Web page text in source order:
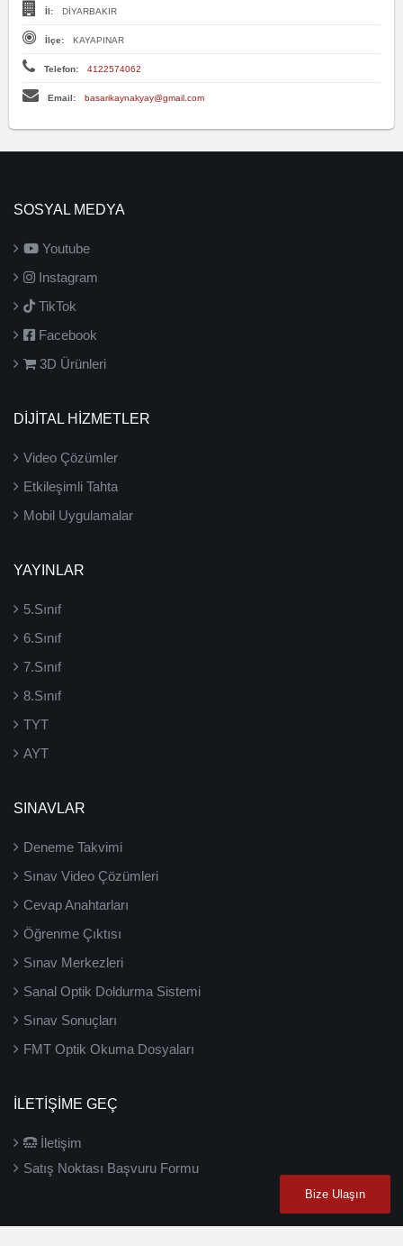
İl: DİYARBAKIR
İlçe: KAYAPINAR
Telefon: 4122574062
Email: basarikaynakyay@gmail.com
SOSYAL MEDYA
Youtube
Instagram
TikTok
Facebook
3D Ürünleri
DİJİTAL HİZMETLER
Video Çözümler
Etkileşimli Tahta
Mobil Uygulamalar
YAYINLAR
5.Sınıf
6.Sınıf
7.Sınıf
8.Sınıf
TYT
AYT
SINAVLAR
Deneme Takvimi
Sınav Video Çözümleri
Cevap Anahtarları
Öğrenme Çıktısı
Sınav Merkezleri
Sanal Optik Doldurma Sistemi
Sınav Sonuçları
FMT Optik Okuma Dosyaları
İLETIŞIME GEÇ
İletişim
Satış Noktası Başvuru Formu
Bize Ulaşın